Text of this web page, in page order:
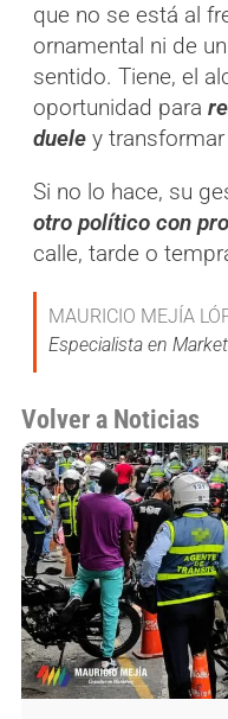
que no se está al
ornamental ni de
sentido. Tiene, el
oportunidad para
duele y
Si no lo hace, su
otro político con
calle, tarde o
MAURICIO MEJÍA
Especialista en
Volver a Noticias